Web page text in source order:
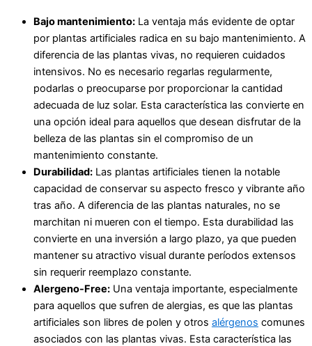
Bajo mantenimiento: La ventaja más evidente de optar
por plantas artificiales radica en su bajo mantenimiento. A
diferencia de las plantas vivas, no requieren cuidados
intensivos. No es necesario regarlas regularmente,
podarlas o preocuparse por proporcionar la cantidad
adecuada de luz solar. Esta característica las convierte en
una opción ideal para aquellos que desean disfrutar de la
belleza de las plantas sin el compromiso de un
mantenimiento constante.
Durabilidad: Las plantas artificiales tienen la notable
capacidad de conservar su aspecto fresco y vibrante año
tras año. A diferencia de las plantas naturales, no se
marchitan ni mueren con el tiempo. Esta durabilidad las
convierte en una inversión a largo plazo, ya que pueden
mantener su atractivo visual durante períodos extensos
sin requerir reemplazo constante.
Alergeno-Free: Una ventaja importante, especialmente
para aquellos que sufren de alergias, es que las plantas
artificiales son libres de polen y otros alérgenos comunes
asociados con las plantas vivas. Esta característica las